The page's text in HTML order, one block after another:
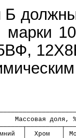
должны
марки
доля,
│  Хром   │